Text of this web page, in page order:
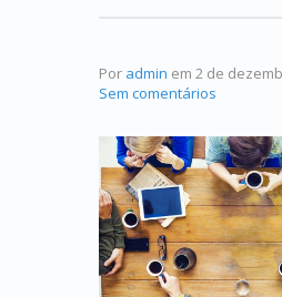
Por admin em 2 de
Sem comentários